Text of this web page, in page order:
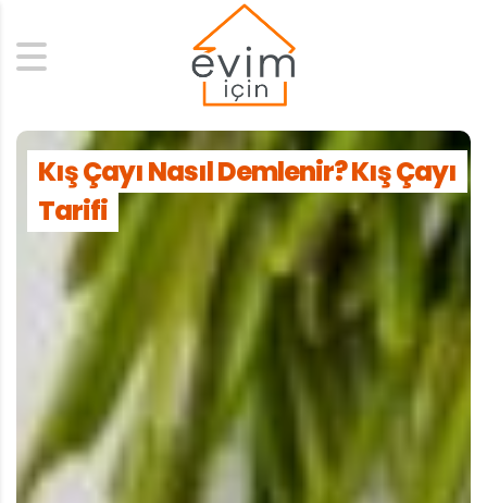
Search
Kış Çayı Nasıl Demlenir? Kış Çayı
Tarifi